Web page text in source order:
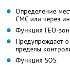
Определение
СМС или через
Функция ГЕО-
Предупреждает
пределы
Функция SOS